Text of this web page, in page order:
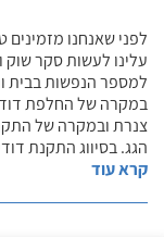
לפני שאנחנו
עלינו לעשות סקר
למספר הנפשות בבית
במקרה של החלפת דוד
צנרת ובמקרה של
הגג. בסיווג התקנת
קרא עוד